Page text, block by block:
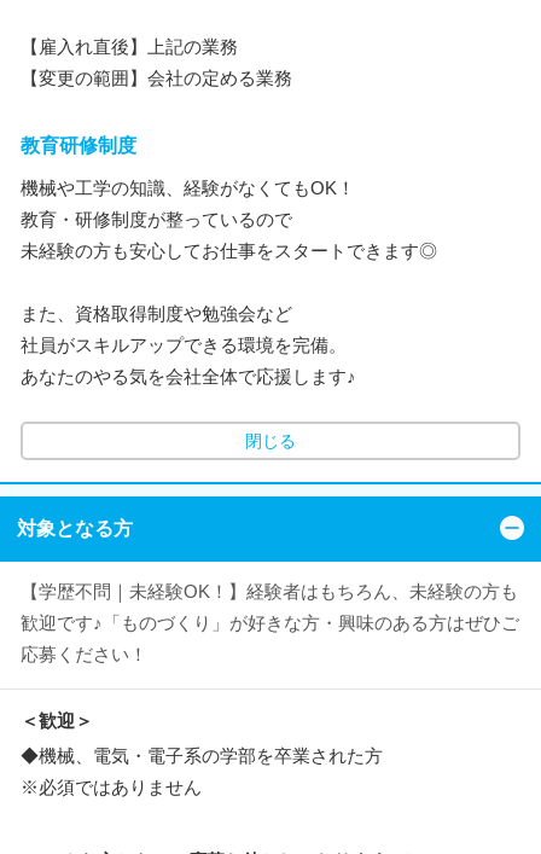
【雇入れ直後】上記の業務
【変更の範囲】会社の定める業務
教育研修制度
機械や工学の知識、経験がなくてもOK！
教育・研修制度が整っているので
未経験の方も安心してお仕事をスタートできます◎
また、資格取得制度や勉強会など
社員がスキルアップできる環境を完備。
あなたのやる気を会社全体で応援します♪
閉じる
対象となる方
【学歴不問｜未経験OK！】経験者はもちろん、未経験の方も
歓迎です♪「ものづくり」が好きな方・興味のある方はぜひご
応募ください！
＜歓迎＞
◆機械、電気・電子系の学部を卒業された方
※必須ではありません